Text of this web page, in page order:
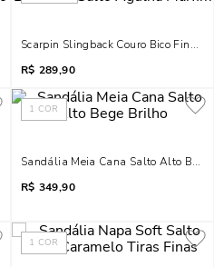
Dourado Bico Fino
Scarpin Slingback Couro Bico Fino
R$ 289,90
Agulha Marrom
1 COR
Sandália Meia Cana Salto Alto
R$ 349,90
1 COR